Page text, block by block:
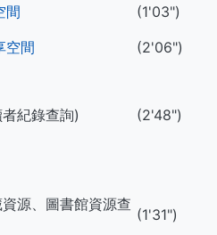
間
(1'03")
空間
(2'06")
紀錄查詢) (2'48")
源、圖書館資源查
(1'31")